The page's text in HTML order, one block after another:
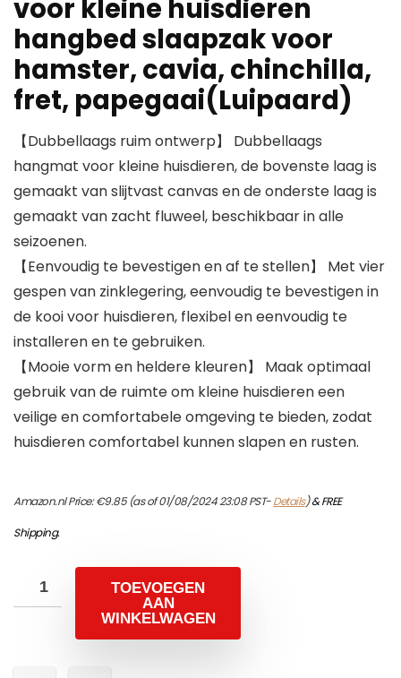
voor kleine huisdieren
hangbed slaapzak voor
hamster, cavia, chinchilla,
fret, papegaai(Luipaard)
【Dubbellaags ruim ontwerp】 Dubbellaags
hangmat voor kleine huisdieren, de bovenste laag is
gemaakt van slijtvast canvas en de onderste laag is
gemaakt van zacht fluweel, beschikbaar in alle
seizoenen.
【Eenvoudig te bevestigen en af te stellen】 Met vier
gespen van zinklegering, eenvoudig te bevestigen in
de kooi voor huisdieren, flexibel en eenvoudig te
installeren en te gebruiken.
【Mooie vorm en heldere kleuren】 Maak optimaal
gebruik van de ruimte om kleine huisdieren een
veilige en comfortabele omgeving te bieden, zodat
huisdieren comfortabel kunnen slapen en rusten.
Amazon.nl Price:€9.85(as of 01/08/2024 23:08 PST-Details)&FREE
Shipping.
TOEVOEGEN
AAN
WINKELWAGEN